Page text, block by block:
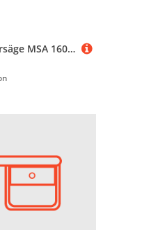
Stihl Akku Motorsäge MSA 160 C (30cm Schwertlänge) (ohne Akku & Ladegerät)